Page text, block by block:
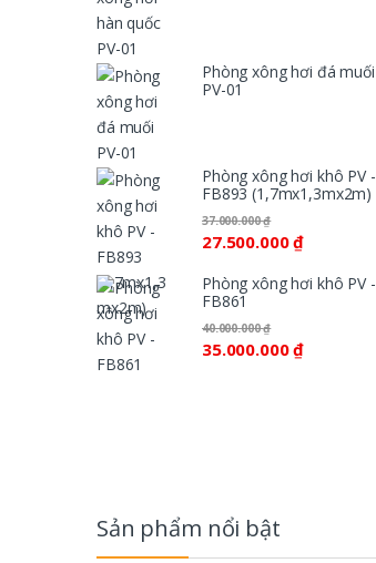
Phòng xông hơi đá muối
PV-01
Phòng xông hơi khô PV -
FB893 (1,7mx1,3mx2m)
27.500.000₫
37.000.000₫
Phòng xông hơi khô PV -
FB861
35.000.000₫
40.000.000₫
Sản phẩm nổi bật